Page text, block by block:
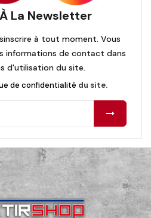
La Newsletter
à tout moment. Vous
informations de contact dans
d'utilisation du site.
de confidentialité du site.